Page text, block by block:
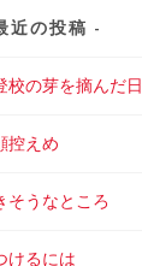
近の投稿
校の芽を摘んだ日
控えめ
そうなところ
けるには